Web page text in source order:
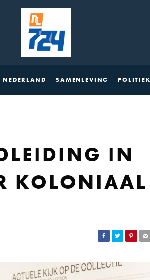
NEDERLAND SAMENLEVING POLITIEK
IN
KOLONIAAL